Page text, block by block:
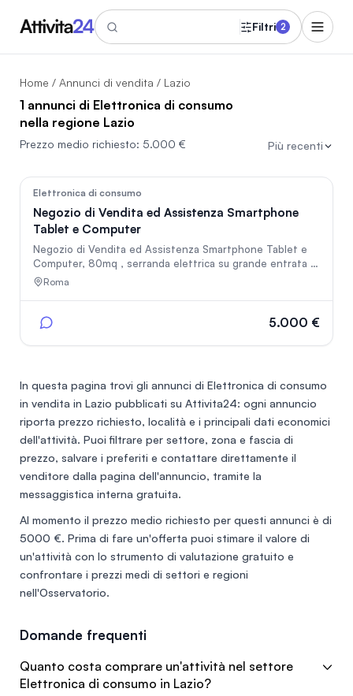
Filtri 2
Home / Annunci di vendita / Lazio
1 annunci di Elettronica di consumo
nella regione Lazio
Prezzo medio richiesto: 5.000 € Più recenti
Elettronica di consumo
Negozio di Vendita ed Assistenza Smartphone
Tablet e Computer
Negozio di Vendita ed Assistenza Smartphone Tablet e
Computer, 80mq , serranda elettrica su grande entrata di
9 metri in centro commerciale di grande passaggio,
metri lineari di esposizione accessori completo di
negozi, la maggior parte in centri commerciali, se
Roma
5.000 €
In questa pagina trovi gli annunci di Elettronica di consumo
in vendita in Lazio pubblicati su Attivita24: ogni annuncio
riporta prezzo richiesto, località e i principali dati economici
dell'attività. Puoi filtrare per settore, zona e fascia di
prezzo, salvare i preferiti e contattare direttamente il
venditore dalla pagina dell'annuncio, tramite la
messaggistica interna gratuita.
Al momento il prezzo medio richiesto per questi annunci è di
5000 €. Prima di fare un'offerta puoi stimare il valore di
un'attività con lo strumento di valutazione gratuito e
confrontare i prezzi medi di settori e regioni
nell'Osservatorio.
Domande frequenti
Quanto costa comprare un'attività nel settore
Elettronica di consumo in Lazio?